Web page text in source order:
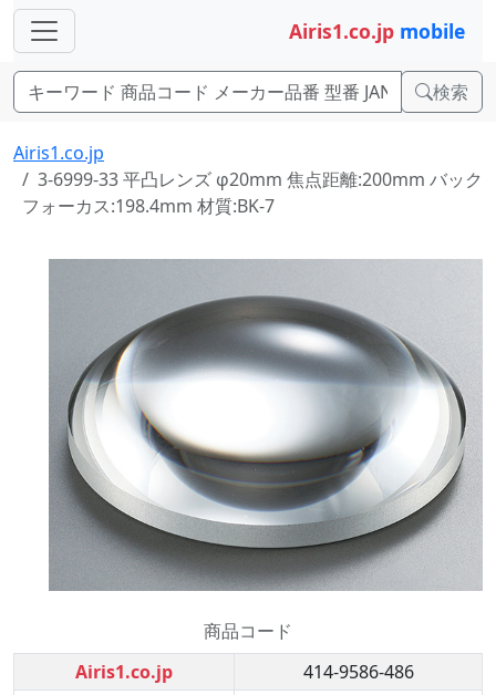
Airis1.co.jp mobile
検索
Airis1.co.jp
3-6999-33 平凸レンズ φ20mm 焦点距離:200mm バック
フォーカス:198.4mm 材質:BK-7
商品コード
Airis1.co.jp
414-9586-486